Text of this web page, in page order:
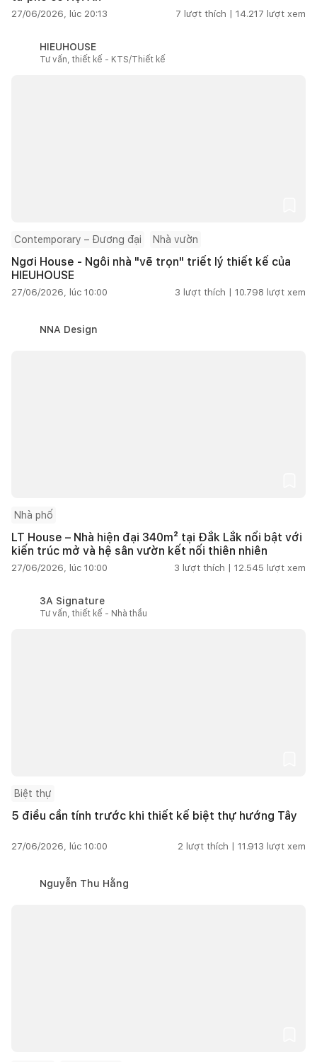
27/06/2026, lúc 20:13 7 lượt thích | 14.217 lượt xem
HIEUHOUSE
Tư vấn, thiết kế - KTS/Thiết kế
Contemporary – Đương đại Nhà vườn
Ngơi House - Ngôi nhà "vẽ trọn" triết lý thiết kế của
HIEUHOUSE
27/06/2026, lúc 10:00 3 lượt thích | 10.798 lượt xem
NNA Design
Nhà phố
LT House – Nhà hiện đại 340m² tại Đắk Lắk nổi bật với
kiến trúc mở và hệ sân vườn kết nối thiên nhiên
27/06/2026, lúc 10:00 3 lượt thích | 12.545 lượt xem
3A Signature
Tư vấn, thiết kế - Nhà thầu
Biệt thự
5 điều cần tính trước khi thiết kế biệt thự hướng Tây
27/06/2026, lúc 10:00 2 lượt thích | 11.913 lượt xem
Nguyễn Thu Hằng